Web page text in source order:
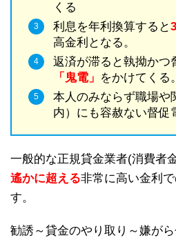
くる
利息を年利換算すると
高金利となる。
返済が滞ると執拗かつ
「鬼電」 をかけてくる。
本人のみならず職場や
内）にも容赦ない督促
一般的な正規貸金業者(消費者
遙かに超える非常に高い金利
す。
勧誘～貸金のやり取り～嫌が